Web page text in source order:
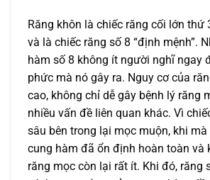
Răng khôn là chiếc răng cối lớn thứ
và là chiếc răng số 8 “định mệnh”.
hàm số 8 không ít người nghĩ ngay
phức mà nó gây ra. Nguy cơ của
cao, không chỉ dễ gây bệnh lý răng
nhiều vấn đề liên quan khác. Vì
sâu bên trong lại mọc muộn, khi mà
cung hàm đã ổn định hoàn toàn và
răng mọc còn lại rất ít. Khi đó, răng